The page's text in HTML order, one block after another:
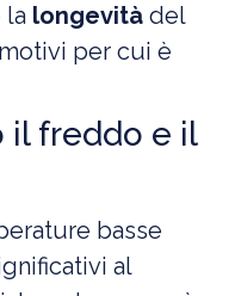
la longevità del
per cui è
il freddo e il
basse
al